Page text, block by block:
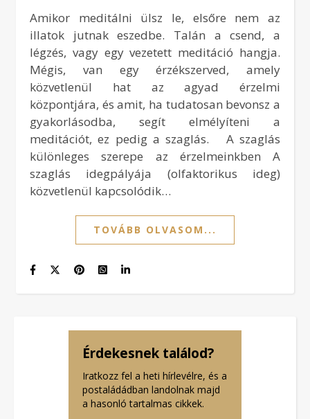
Amikor meditálni ülsz le, elsőre nem az
illatok jutnak eszedbe. Talán a csend, a
légzés, vagy egy vezetett meditáció hangja.
Mégis, van egy érzékszerved, amely
közvetlenül hat az agyad érzelmi
központjára, és amit, ha tudatosan bevonsz a
gyakorlásodba, segít elmélyíteni a
meditációt, ez pedig a szaglás. A szaglás
különleges szerepe az érzelmeinkben A
szaglás idegpályája (olfaktorikus ideg)
közvetlenül kapcsolódik…
TOVÁBB OLVASOM...
Érdekesnek találod?
Iratkozz fel a heti hírlevélre, és a
postaládádban landolnak majd
a hasonló tartalmas cikkek.